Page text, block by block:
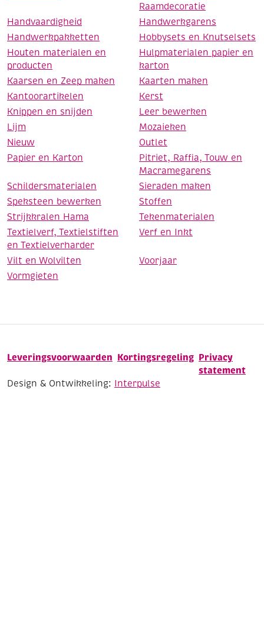
Raamdecoratie
Handvaardigheid
Handwerkgarens
Handwerkpakketten
Hobbysets en Knutselsets
Houten materialen en
producten
Hulpmaterialen papier en
karton
Kaarsen en Zeep maken
Kaarten maken
Kantoorartikelen
Kerst
Knippen en snijden
Leer bewerken
Lijm
Mozaieken
Nieuw
Outlet
Papier en Karton
Pitriet, Raffia, Touw en
Macramegarens
Schildersmaterialen
Sieraden maken
Speksteen bewerken
Stoffen
Strijkkralen Hama
Tekenmaterialen
Textielverf, Textielstiften
en Textielverharder
Verf en Inkt
Vilt en Wolvilten
Voorjaar
Vormgieten
Leveringsvoorwaarden Kortingsregeling Privacy
statement
Design & Ontwikkeling: Interpulse